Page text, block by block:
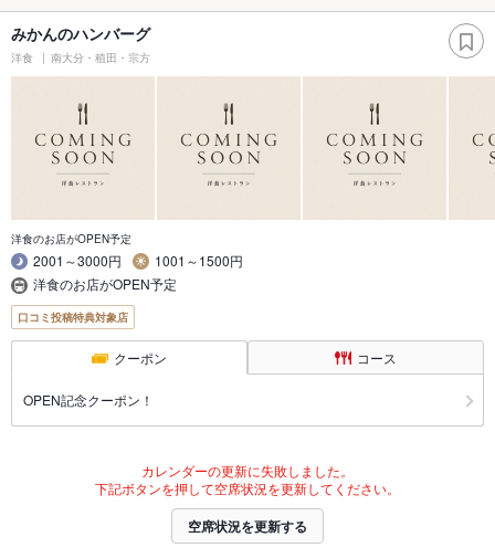
みかんのハンバーグ
洋食 南大分・稙田・宗方
洋食のお店がOPEN予定
2001～3000円
1001～1500円
洋食のお店がOPEN予定
口コミ投稿特典対象店
クーポン コース
OPEN記念クーポン！
カレンダーの更新に失敗しました。
下記ボタンを押して空席状況を更新してください。
空席状況を更新する